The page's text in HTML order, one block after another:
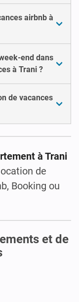
airbnb à
end dans
à Trani ?
de vacances
à Trani
de
Booking ou
et de